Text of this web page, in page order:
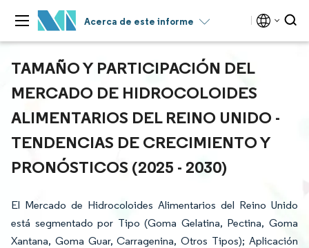
Acerca de este informe
TAMAÑO Y PARTICIPACIÓN DEL
MERCADO DE HIDROCOLOIDES
ALIMENTARIOS DEL REINO UNIDO -
TENDENCIAS DE CRECIMIENTO Y
PRONÓSTICOS (2025 - 2030)
El Mercado de Hidrocoloides Alimentarios del Reino Unido
está segmentado por Tipo (Goma Gelatina, Pectina, Goma
Xantana, Goma Guar, Carragenina, Otros Tipos); Aplicación